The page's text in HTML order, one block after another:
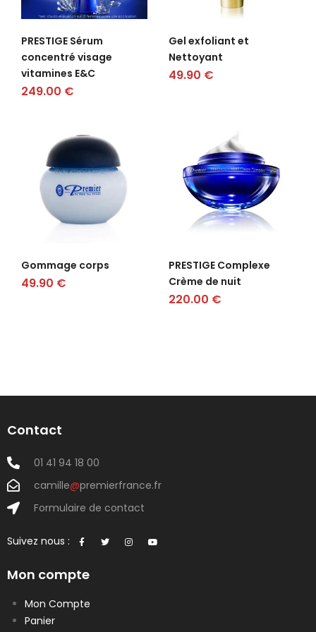
PRESTIGE Sérum
concentré visage
vitamines E&C
249.00 €
Gel exfoliant et
Nettoyant
49.90 €
Gommage corps
49.90 €
PRESTIGE Complexe
Crème de nuit
220.00 €
Contact
01 41 94 18 00
camille@premierfrance.fr
Formulaire de contact
Suivez nous :
Mon compte
Mon Compte
Panier